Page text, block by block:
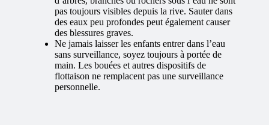
pas toujours visibles depuis la rive. Sauter dans
des eaux peu profondes peut également causer
des blessures graves.
Ne jamais laisser les enfants entrer dans l’eau
sans surveillance, soyez toujours à portée de
main. Les bouées et autres dispositifs de
flottaison ne remplacent pas une surveillance
personnelle.